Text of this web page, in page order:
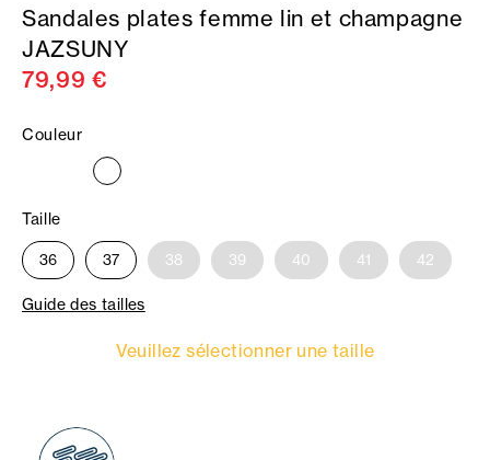
Sandales plates femme lin et champagne
JAZSUNY
79,99 €
Couleur
Taille
36 37 38 39 40 41 42
Guide des tailles
Veuillez sélectionner une taille